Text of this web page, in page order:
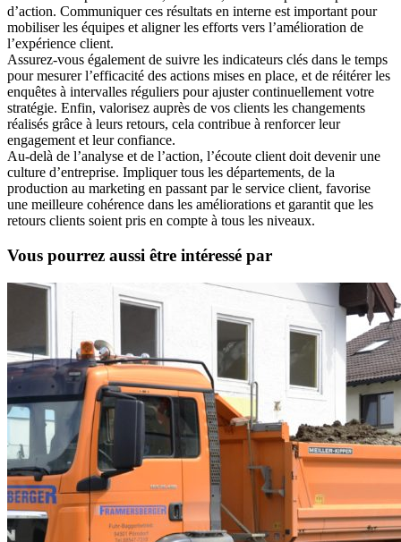
d’action. Communiquer ces résultats en interne est important pour
mobiliser les équipes et aligner les efforts vers l’amélioration de
l’expérience client.
Assurez-vous également de suivre les indicateurs clés dans le temps
pour mesurer l’efficacité des actions mises en place, et de réitérer les
enquêtes à intervalles réguliers pour ajuster continuellement votre
stratégie. Enfin, valorisez auprès de vos clients les changements
réalisés grâce à leurs retours, cela contribue à renforcer leur
engagement et leur confiance.
Au-delà de l’analyse et de l’action, l’écoute client doit devenir une
culture d’entreprise. Impliquer tous les départements, de la
production au marketing en passant par le service client, favorise
une meilleure cohérence dans les améliorations et garantit que les
retours clients soient pris en compte à tous les niveaux.
Vous pourrez aussi être intéressé par